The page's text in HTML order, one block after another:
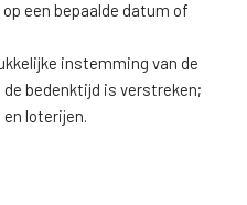
een bepaalde datum of
instemming van de
bedenktijd is verstreken;
loterijen.